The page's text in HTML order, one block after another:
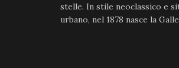
stelle. In stile neoclassico e
urbano, nel 1878 nasce la